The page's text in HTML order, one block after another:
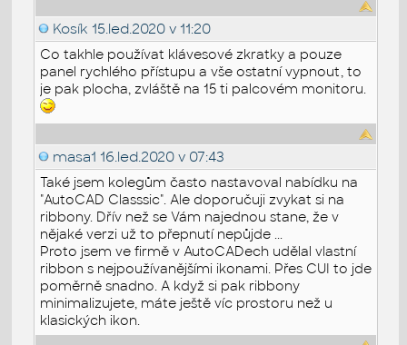
Kosík 15.led.2020 v 11:20
Co takhle používat klávesové zkratky a pouze
panel rychlého přístupu a vše ostatní vypnout, to
je pak plocha, zvláště na 15 ti palcovém monitoru.
masa1 16.led.2020 v 07:43
Také jsem kolegům často nastavoval nabídku na
"AutoCAD Classsic". Ale doporučuji zvykat si na
ribbony. Dřív než se Vám najednou stane, že v
nějaké verzi už to přepnutí nepůjde ...
Proto jsem ve firmě v AutoCADech udělal vlastní
ribbon s nejpoužívanějšími ikonami. Přes CUI to jde
poměrně snadno. A když si pak ribbony
minimalizujete, máte ještě víc prostoru než u
klasických ikon.